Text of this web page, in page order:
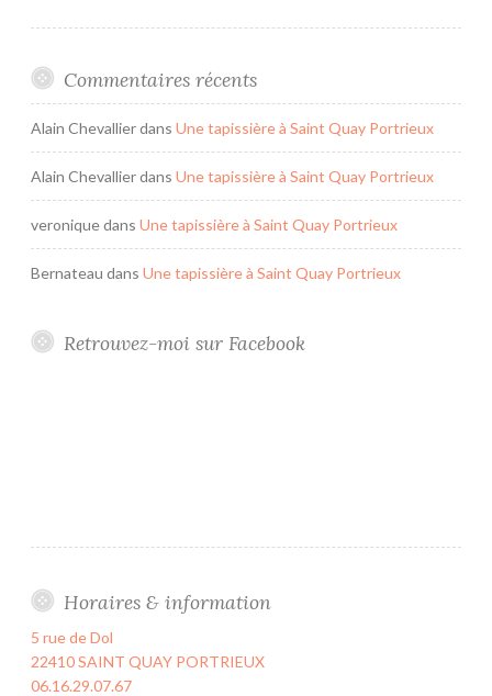
Commentaires récents
Alain Chevallierdans Une tapissière à Saint Quay Portrieux
Alain Chevallierdans Une tapissière à Saint Quay Portrieux
veroniquedans Une tapissière à Saint Quay Portrieux
Bernateau dans Une tapissière à Saint Quay Portrieux
Retrouvez-moi sur Facebook
Horaires & information
5 rue de Dol
22410 SAINT QUAY PORTRIEUX
06.16.29.07.67